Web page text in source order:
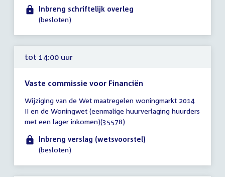
12:00
uur
Inbreng schriftelijk overleg
(besloten)
tot 14:00 uur
Vaste commissie voor Financiën
vergadering
tot
14:00
uur
Wijziging van de Wet maatregelen woningmarkt 2014
II en de Woningwet (eenmalige huurverlaging huurders
met een lager inkomen)(35578)
Inbreng verslag (wetsvoorstel)
(besloten)